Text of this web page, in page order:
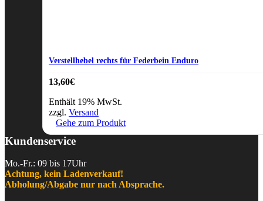
Verstellhebel rechts für Federbein Enduro
13,60€
Enthält 19% MwSt.
zzgl. Versand
Gehe zum Produkt
Kundenservice
Mo.-Fr.: 09 bis 17Uhr
Achtung, kein Ladenverkauf!
Abholung/Abgabe nur nach Absprache.